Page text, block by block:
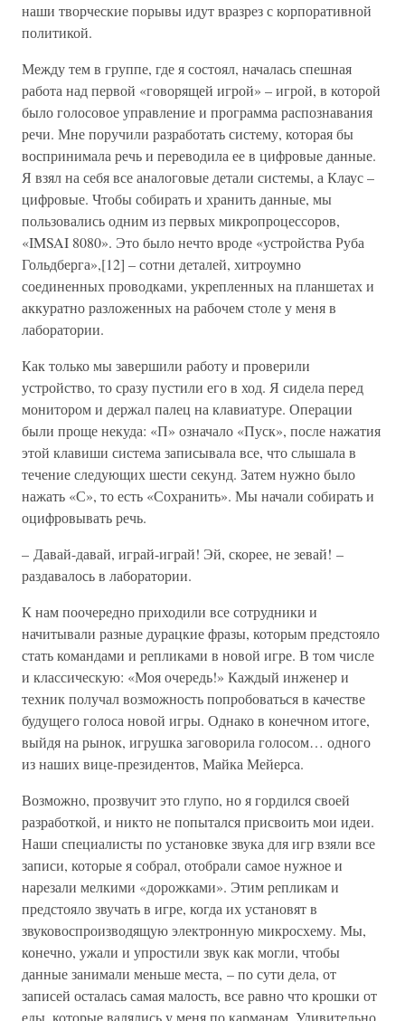
наши творческие порывы идут вразрез с корпоративной
политикой.
Между тем в группе, где я состоял, началась спешная
работа над первой «говорящей игрой» – игрой, в которой
было голосовое управление и программа распознавания
речи. Мне поручили разработать систему, которая бы
воспринимала речь и переводила ее в цифровые данные.
Я взял на себя все аналоговые детали системы, а Клаус –
цифровые. Чтобы собирать и хранить данные, мы
пользовались одним из первых микропроцессоров,
«IMSAI 8080». Это было нечто вроде «устройства Руба
Гольдберга»,[12] – сотни деталей, хитроумно
соединенных проводками, укрепленных на планшетах и
аккуратно разложенных на рабочем столе у меня в
лаборатории.
Как только мы завершили работу и проверили
устройство, то сразу пустили его в ход. Я сидела перед
монитором и держал палец на клавиатуре. Операции
были проще некуда: «П» означало «Пуск», после нажатия
этой клавиши система записывала все, что слышала в
течение следующих шести секунд. Затем нужно было
нажать «С», то есть «Сохранить». Мы начали собирать и
оцифровывать речь.
– Давай-давай, играй-играй! Эй, скорее, не зевай! –
раздавалось в лаборатории.
К нам поочередно приходили все сотрудники и
начитывали разные дурацкие фразы, которым предстояло
стать командами и репликами в новой игре. В том числе
и классическую: «Моя очередь!» Каждый инженер и
техник получал возможность попробоваться в качестве
будущего голоса новой игры. Однако в конечном итоге,
выйдя на рынок, игрушка заговорила голосом… одного
из наших вице-президентов, Майка Мейерса.
Возможно, прозвучит это глупо, но я гордился своей
разработкой, и никто не попытался присвоить мои идеи.
Наши специалисты по установке звука для игр взяли все
записи, которые я собрал, отобрали самое нужное и
нарезали мелкими «дорожками». Этим репликам и
предстояло звучать в игре, когда их установят в
звуковоспроизводящую электронную микросхему. Мы,
конечно, ужали и упростили звук как могли, чтобы
данные занимали меньше места, – по сути дела, от
записей осталась самая малость, все равно что крошки от
еды, которые валялись у меня по карманам. Удивительно,